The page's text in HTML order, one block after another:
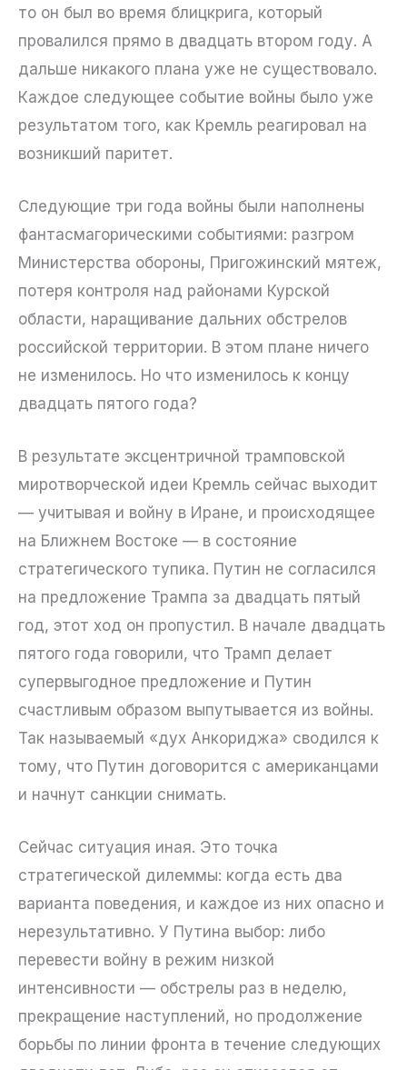
то он был во время блицкрига, который
провалился прямо в двадцать втором году. А
дальше никакого плана уже не существовало.
Каждое следующее событие войны было уже
результатом того, как Кремль реагировал на
возникший паритет.
Следующие три года войны были наполнены
фантасмагорическими событиями: разгром
Министерства обороны, Пригожинский мятеж,
потеря контроля над районами Курской
области, наращивание дальних обстрелов
российской территории. В этом плане ничего
не изменилось. Но что изменилось к концу
двадцать пятого года?
В результате эксцентричной трамповской
миротворческой идеи Кремль сейчас выходит
— учитывая и войну в Иране, и происходящее
на Ближнем Востоке — в состояние
стратегического тупика. Путин не согласился
на предложение Трампа за двадцать пятый
год, этот ход он пропустил. В начале двадцать
пятого года говорили, что Трамп делает
супервыгодное предложение и Путин
счастливым образом выпутывается из войны.
Так называемый «дух Анкориджа» сводился к
тому, что Путин договорится с американцами
и начнут санкции снимать.
Сейчас ситуация иная. Это точка
стратегической дилеммы: когда есть два
варианта поведения, и каждое из них опасно и
нерезультативно. У Путина выбор: либо
перевести войну в режим низкой
интенсивности — обстрелы раз в неделю,
прекращение наступлений, но продолжение
борьбы по линии фронта в течение следующих